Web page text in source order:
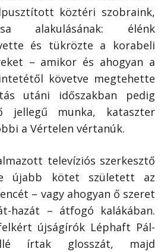
köztéri szobraink,
alakulásának: élénk
és tükrözte a korabeli
– amikor és ahogyan a
követve megtehette
utáni időszakban pedig
jellegű munka, kataszter
a Vértelen vértanúk.
televíziós szerkesztő
újabb kötet született az
– vagy ahogyan ő szeret
hazát – átfogó kalákában.
újságírók Léphaft Pál-
írtak glosszát, majd